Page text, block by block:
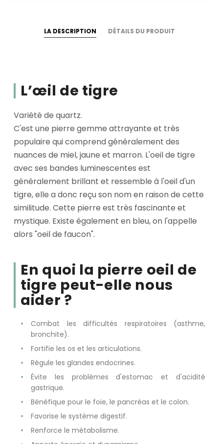
LA DESCRIPTION DÉTAILS DU PRODUIT
L’œil de tigre
Variété de quartz.
C'est une pierre gemme attrayante et très
populaire qui comprend généralement des
nuances de miel, jaune et marron. L'oeil de tigre
avec ses bandes luminescentes est
généralement brillant et ressemble à l'oeil d'un
tigre, elle a donc reçu son nom en raison de cette
similitude. Cette pierre est très fascinante et
mystique. Existe également en bleu, on l'appelle
alors "oeil de faucon".
En quoi la pierre oeil de
tigre peut-elle nous
aider ?
Combat les difficultés respiratoires (asthme,
bronchite).
Fortifie les os et les articulations.
Régule les glandes endocrines.
Évite les problèmes d'estomac et d'acidité
gastrique.
Bénéfique pour le foie, le pancréas et le colon.
Favorise le système digestif.
Renforce le métabolisme.